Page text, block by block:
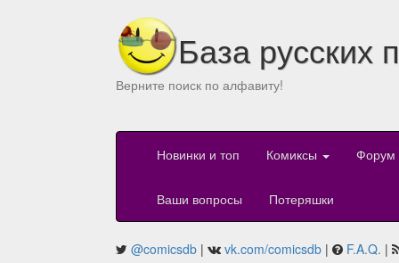
База русских
Верните поиск по алфавиту!
Новинки и топ Комиксы Форум
Ваши вопросы Потеряшки
@comicsdb | vk.com/comicsdb | F.A.Q. |